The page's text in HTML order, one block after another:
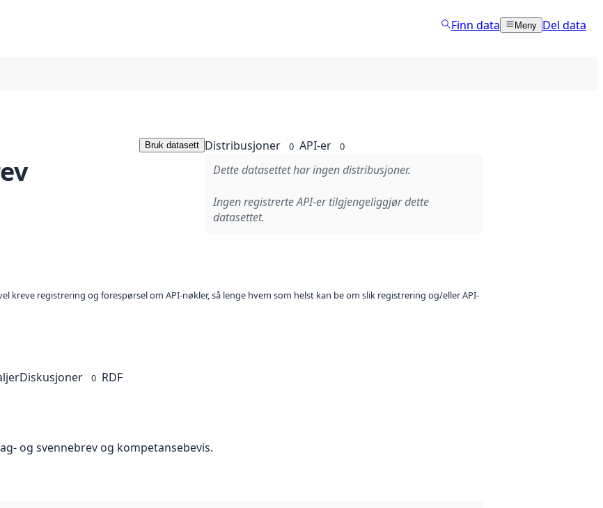
Finn data Meny Del data
Bruk datasett Distribusjoner 0 API-er 0
Dette datasettet har ingen distribusjoner.
Ingen registrerte API-er tilgjengeliggjør dette
datasettet.
kreve registrering og forespørsel om API-nøkler, så lenge hvem som helst kan be om slik registrering og/eller API-
Diskusjoner 0 RDF
og svennebrev og kompetansebevis.